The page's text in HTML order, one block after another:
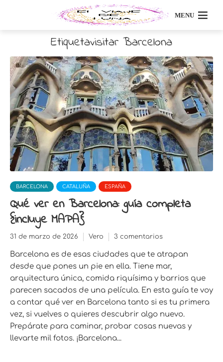
MENU
Etiquetavisitar Barcelona
BARCELONA CATALUÑA ESPAÑA
Qué ver en Barcelona: guía completa
{incluye MAPA}
31 de marzo de 2026 Vero 3 comentarios
Barcelona es de esas ciudades que te atrapan
desde que pones un pie en ella. Tiene mar,
arquitectura única, comida riquísima y barrios que
parecen sacados de una película. En esta guía te voy
a contar qué ver en Barcelona tanto si es tu primera
vez, si vuelves o quieres descubrir algo nuevo.
Prepárate para caminar, probar cosas nuevas y
llevarte mil fotos. ¡Barcelona...